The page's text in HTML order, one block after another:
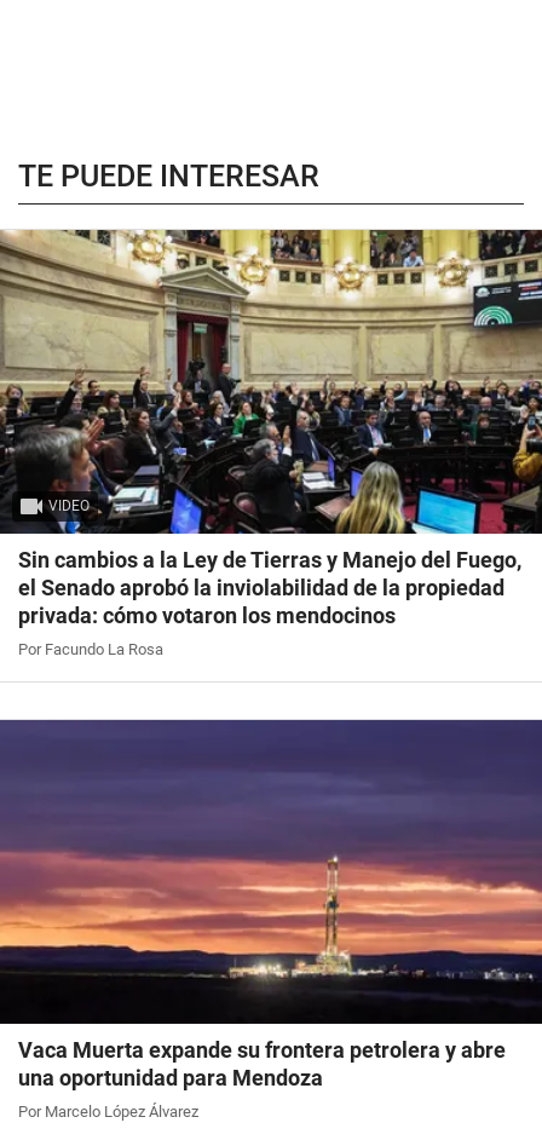
TE PUEDE INTERESAR
VIDEO
Sin cambios a la Ley de Tierras y Manejo del Fuego,
el Senado aprobó la inviolabilidad de la propiedad
privada: cómo votaron los mendocinos
Por Facundo La Rosa
Vaca Muerta expande su frontera petrolera y abre
una oportunidad para Mendoza
Por Marcelo López Álvarez